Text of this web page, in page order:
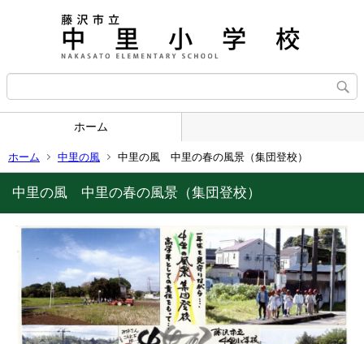
ホーム
ホーム 中里の風 中里の風 中里の春の風景（集団登校）
中里の風 中里の春の風景（集団登校）